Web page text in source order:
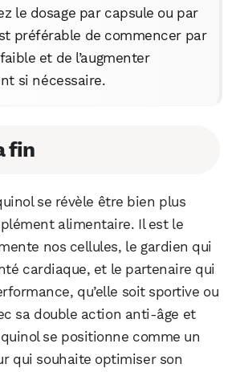
le dosage par capsule ou par
préférable de commencer par
et de l’augmenter
si nécessaire.
fin
se révèle être bien plus
alimentaire. Il est le
nos cellules, le gardien qui
cardiaque, et le partenaire qui
qu’elle soit sportive ou
sa double action anti-âge et
se positionne comme un
qui souhaite optimiser son